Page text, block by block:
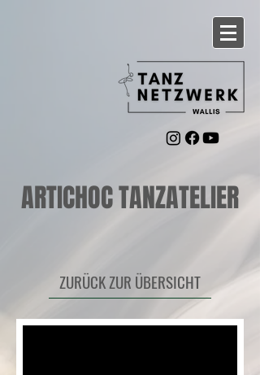
ARTICHOC TANZATELIER
ZURÜCK ZUR ÜBERSICHT